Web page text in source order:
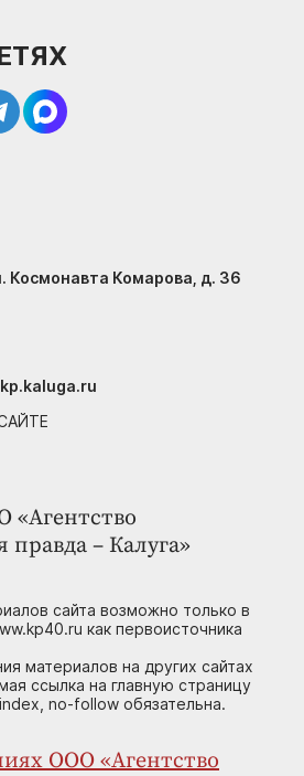
«Агентство
– Калуга»
сайта возможно только в
как первоисточника
материалов на других сайтах
ссылка на главную страницу
no-follow обязательна.
ООО «Агентство
Космонавта Комарова, д. 36